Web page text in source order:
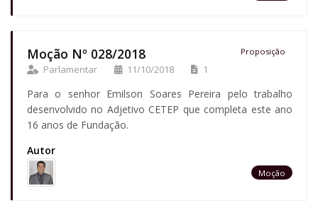
Moção Nº 028/2018 Proposição
Parlamentar 11/10/2018 1
Para o senhor Emilson Soares Pereira pelo trabalho
desenvolvido no Adjetivo CETEP que completa este ano
16 anos de Fundação.
Autor
Moção